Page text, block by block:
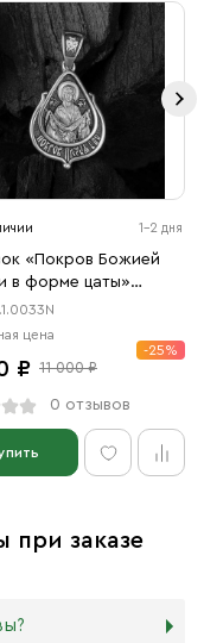
1-2 дня
«Покров Божией
в форме цаты»
цена
₽ 11 000 ₽
-25%
0 отзывов
при заказе